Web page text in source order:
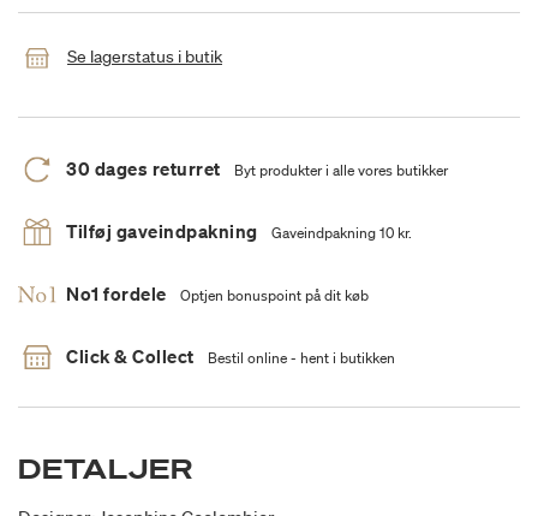
Se lagerstatus i butik
30 dages returret Byt produkter i alle vores butikker
Tilføj gaveindpakning Gaveindpakning 10 kr.
No1 fordele Optjen bonuspoint på dit køb
Click & Collect Bestil online - hent i butikken
DETALJER